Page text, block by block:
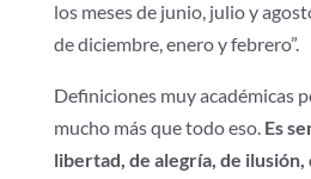
los meses de junio, julio y
de diciembre, enero y febrero”.
Definiciones muy académicas
mucho más que todo eso. Es
libertad, de alegría, de